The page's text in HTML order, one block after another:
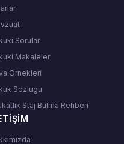
Sorular
Makaleler
Ornekleri
Sozlugu
Staj Bulma Rehberi